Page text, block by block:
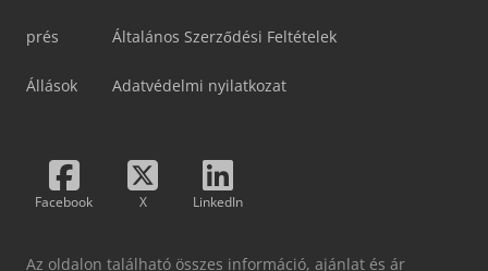
prés
Állások
Általános Szerződési Feltételek
Adatvédelmi nyilatkozat
Facebook X LinkedIn
Az oldalon található összes információ, ajánlat és ár